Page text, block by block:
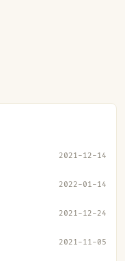
2021-12-14
2022-01-14
2021-12-24
2021-11-05